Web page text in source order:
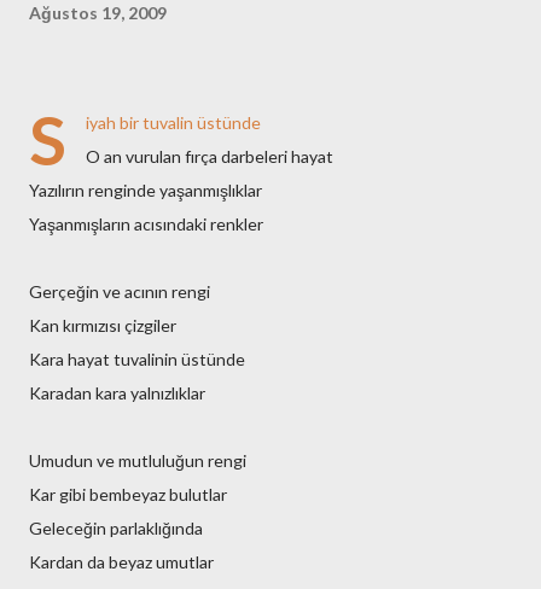
Ağustos 19, 2009
S
iyah bir tuvalin üstünde
O an vurulan fırça darbeleri hayat
Yazılırın renginde yaşanmışlıklar
Yaşanmışların acısındaki renkler
Gerçeğin ve acının rengi
Kan kırmızısı çizgiler
Kara hayat tuvalinin üstünde
Karadan kara yalnızlıklar
Umudun ve mutluluğun rengi
Kar gibi bembeyaz bulutlar
Geleceğin parlaklığında
Kardan da beyaz umutlar